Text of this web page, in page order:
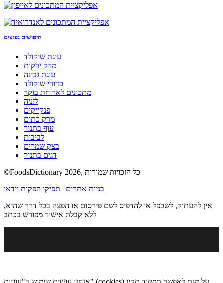
חיפושים נפוצים
עוגת שוקולד
מרק ירקות
עוגת גבינה
כדורי שוקולד
מתכונים לארוחת בוקר
לזניה
פנקייקים
מרק כתום
עוף בתנור
לביבות
בצק שמרים
דגים בתנור
©FoodsDictionary 2026, כל הזכויות שמורות
בניית אתרים
תפיקו הפקות וידאו
אין להעתיק, לשכפל או להדפיס לשם פירסום או הפצה בכל דרך שהיא,
ללא קבלת אישור מפורש בכתב